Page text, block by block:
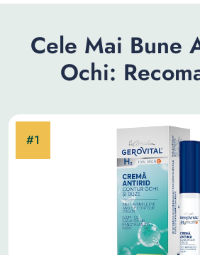
Cele Mai Bune
Ochi: